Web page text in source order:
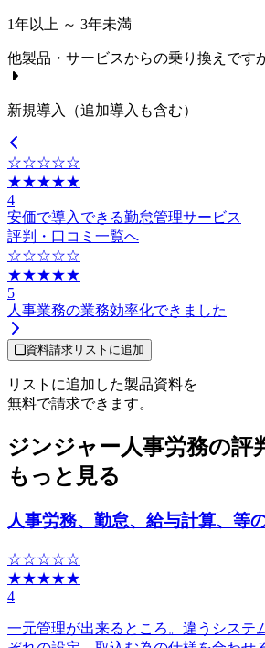
1年以上 ～ 3年未満
他製品・サービスからの乗り換えです
新規導入（追加導入も含む）
☆☆☆☆☆
★★★★★
4
安価で導入できる勤怠管理サービス
評判・口コミ一覧へ
☆☆☆☆☆
★★★★★
5
人事業務の業務効率化できました
資料請求リストに追加
リストに追加した製品資料を
無料で請求できます。
ジンジャー人事労務の評
もっと見る
人事労務、勤怠、給与計算、等
☆☆☆☆☆
★★★★★
4
一元管理が出来るところ。違うシステ